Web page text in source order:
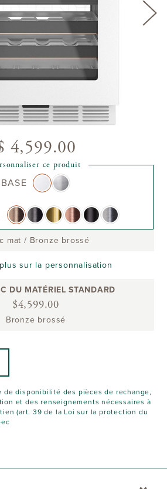
4,599.00
ce produit
BASE
mat / Bronze brossé
sur la personnalisation
DU MATÉRIEL STANDARD
$4,599.00
Bronze brossé
de disponibilité des pièces de rechange,
et des renseignements nécessaires à
(art. 39 de la Loi sur la protection du